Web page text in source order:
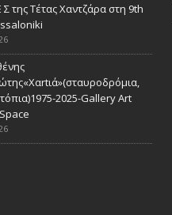
Σ της Τέτας Χαντζάρα στη 9th
2025-Gallery Art